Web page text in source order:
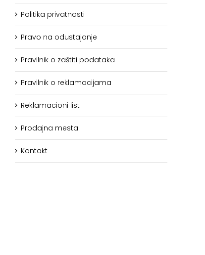
Politika privatnosti
Pravo na odustajanje
Pravilnik o zaštiti podataka
Pravilnik o reklamacijama
Reklamacioni list
Prodajna mesta
Kontakt